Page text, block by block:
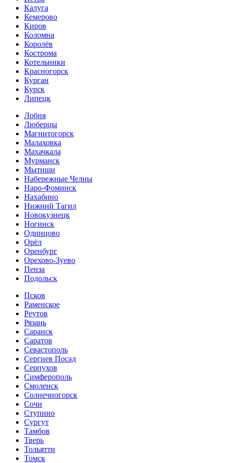
Калуга
Кемерово
Киров
Коломна
Королёв
Кострома
Котельники
Красногорск
Курган
Курск
Липецк
Лобня
Люберцы
Магнитогорск
Малаховка
Махачкала
Мурманск
Мытищи
Набережные Челны
Наро-Фоминск
Нахабино
Нижний Тагил
Новокузнецк
Ногинск
Одинцово
Орёл
Оренбург
Орехово-Зуево
Пенза
Подольск
Псков
Раменское
Реутов
Рязань
Саранск
Саратов
Севастополь
Сергиев Посад
Серпухов
Симферополь
Смоленск
Солнечногорск
Сочи
Ступино
Сургут
Тамбов
Тверь
Тольятти
Томск